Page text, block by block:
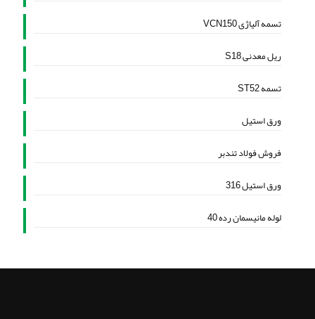
تسمه آلیاژی VCN150
ریل معدنی S18
تسمه ST52
ورق استیل
فروش فولاد تندبر
ورق استیل 316
لوله مانیسمان رده 40